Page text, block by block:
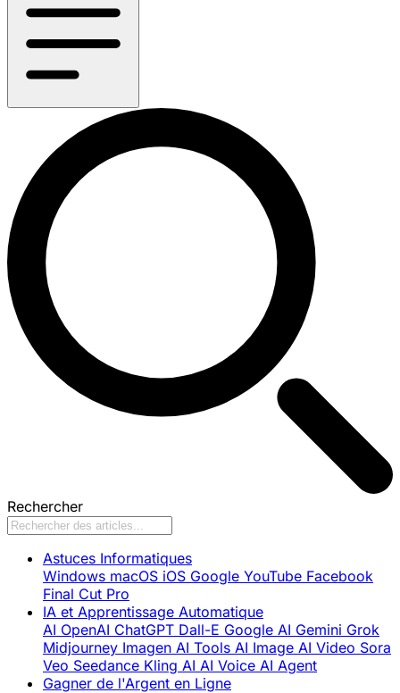
Rechercher
Astuces Informatiques
Windows macOS iOS Google YouTube Facebook
Final Cut Pro
IA et Apprentissage Automatique
AI OpenAI ChatGPT Dall-E Google AI Gemini Grok
Midjourney Imagen AI Tools AI Image AI Video Sora
Veo Seedance Kling AI AI Voice AI Agent
Gagner de l'Argent en Ligne